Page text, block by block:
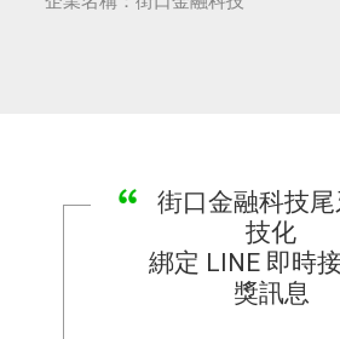
街口金融科技
技化
綁定 LINE 即時
獎訊息